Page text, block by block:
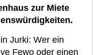
zur Miete
Jurki: Wer ein
Fewo oder einen